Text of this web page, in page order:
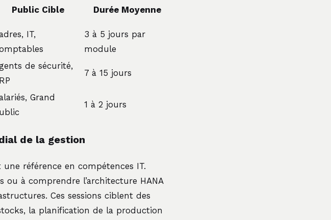
Public Cible Durée Moyenne
IT,
3 à 5 jours par
module
de sécurité,
7 à 15 jours
Grand
1 à 2 jours
de la gestion
référence en compétences IT.
à comprendre l’architecture HANA
Ces sessions ciblent des
la planification de la production